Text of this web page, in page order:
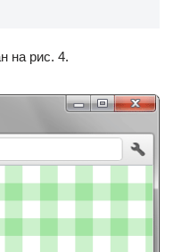
на рис. 4.